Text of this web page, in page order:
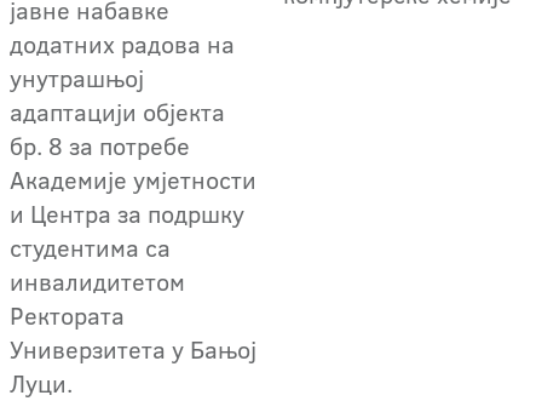
јавне набавке
додатних радова на
унутрашњој
адаптацији објекта
бр. 8 за потребе
Академије умјетности
и Центра за подршку
студентима са
инвалидитетом
Ректората
Универзитета у Бањој
Луци.